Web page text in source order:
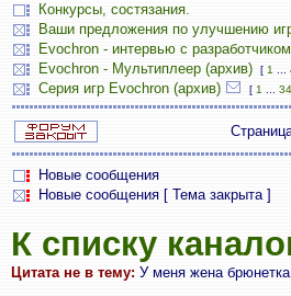
Конкурсы, состязания.
Ваши предложения по улучшению
Evochron - интервью с разработчиком
Evochron - Мультиплеер (архив) [ 1
Серия игр Evochron (архив) [ 1 34
Новые сообщения
Новые сообщения [ Тема закрыта ]
К списку
Цитата не в тему: У меня жена